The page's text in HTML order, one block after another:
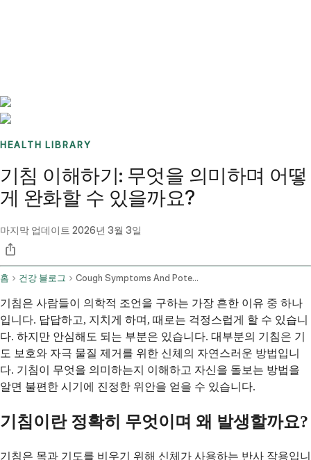
HEALTH LIBRARY
기침 이해하기: 무엇을 의미하며 어떻
게 완화할 수 있을까요?
마지막 업데이트 2026년 3월 3일
홈 건강 블로그 Cough Symptoms And Potential Remedies
기침은 사람들이 의학적 조언을 구하는 가장 흔한 이유 중 하나
입니다. 답답하고, 지치게 하며, 때로는 걱정스럽게 할 수 있습니
다. 하지만 안심해도 되는 부분은 있습니다. 대부분의 기침은 기
도 보호와 자극 물질 제거를 위한 신체의 자연스러운 방법입니
다. 기침이 무엇을 의미하는지 이해하고 자신을 돌보는 방법을
알면 불편한 시기에 진정한 위안을 얻을 수 있습니다.
기침이란 정확히 무엇이며 왜 발생할까요?
기침은 목과 기도를 비우기 위해 신체가 사용하는 반사 작용입니